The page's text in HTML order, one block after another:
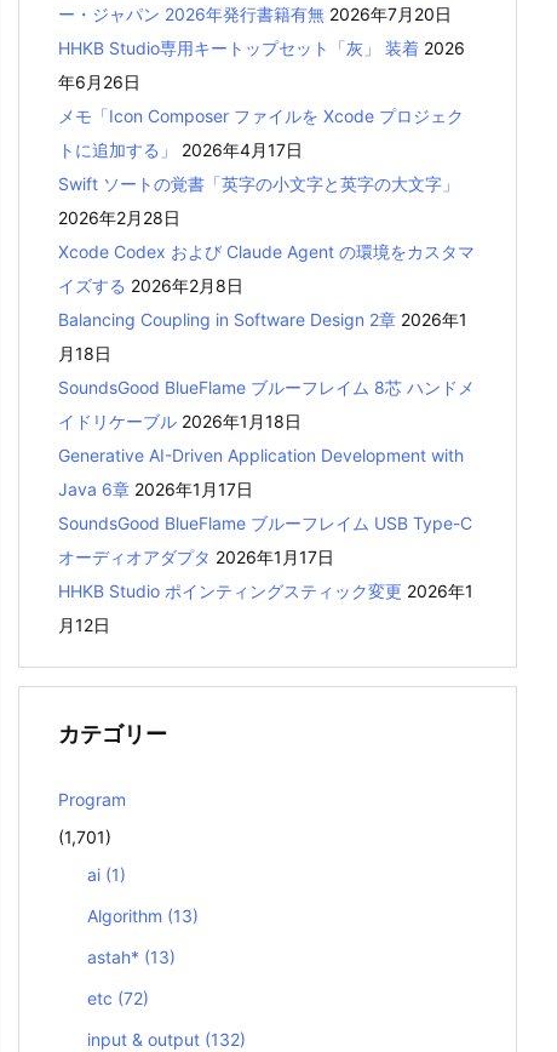
ー・ジャパン 2026年発行書籍有無 2026年7月20日
HHKB Studio専用キートップセット「灰」 装着 2026
年6月26日
メモ「Icon Composer ファイルを Xcode プロジェク
トに追加する」
2026年4月17日
Swift ソートの覚書「英字の小文字と英字の大文字」
2026年2月28日
Xcode Codex および Claude Agent の環境をカスタマ
イズする 2026年2月8日
Balancing Coupling in Software Design 2章 2026年1
月18日
SoundsGood BlueFlame ブルーフレイム 8芯 ハンドメ
イドリケーブル 2026年1月18日
Generative AI-Driven Application Development with
Java 6章 2026年1月17日
SoundsGood BlueFlame ブルーフレイム USB Type-C
オーディオアダプタ 2026年1月17日
HHKB Studio ポインティングスティック変更 2026年1
月12日
カテゴリー
Program
(1,701)
ai (1)
Algorithm (13)
astah* (13)
etc (72)
input & output (132)